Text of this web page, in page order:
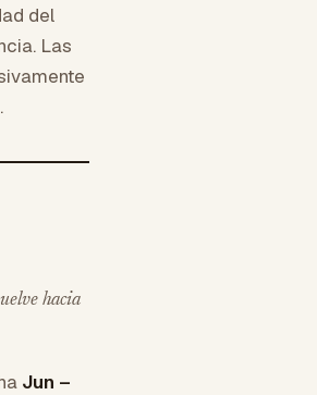
del
Las
hacia
Jun –